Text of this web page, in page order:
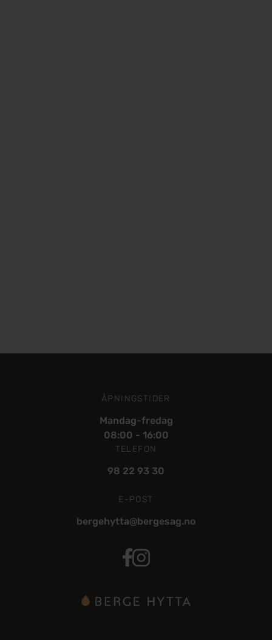
ÅPNINGSTIDER
Mandag-fredag
08:00 - 16:00
TELEFON
98 22 93 30
E-POST
bergehytta@bergesag.no
Bergehytta Facebook
Berge Hytta Instagram